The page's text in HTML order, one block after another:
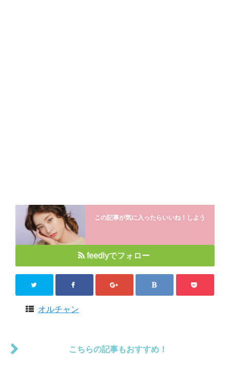
この記事が気に入ったらいいね！しよう
feedlyでフォロー
オルチャン
こちらの記事もおすすめ！